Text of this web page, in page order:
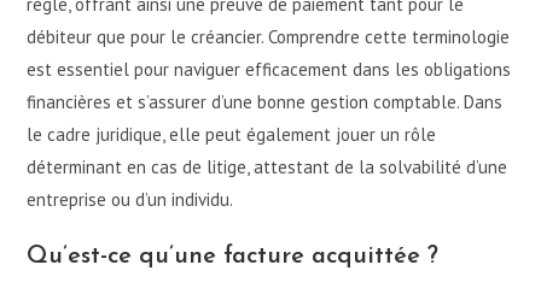
débiteur que pour le créancier. Comprendre cette terminologie
est essentiel pour naviguer efficacement dans les obligations
financières et s’assurer d’une bonne gestion comptable. Dans
le cadre juridique, elle peut également jouer un rôle
déterminant en cas de litige, attestant de la solvabilité d’une
entreprise ou d’un individu.
Qu’est-ce qu’une facture acquittée ?